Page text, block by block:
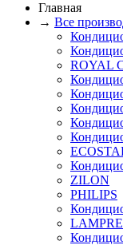
Главная
→ Все
ROYAL
ZILON
PHILIPS